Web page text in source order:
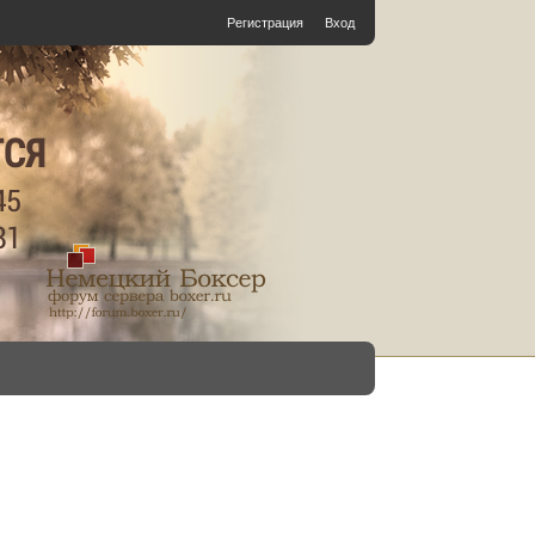
Регистрация Вход